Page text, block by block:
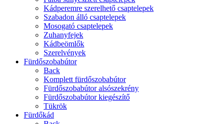
Kádperemre szerelhető csaptelepek
Szabadon álló csaptelepek
Mosogató csaptelepek
Zuhanyfejek
Kádbeömlők
Szerelvények
Fürdőszobabútor
Back
Komplett fürdőszobabútor
Fürdőszobabútor alsószekrény
Fürdőszobabútor kiegészítő
Tükrök
Fürdőkád